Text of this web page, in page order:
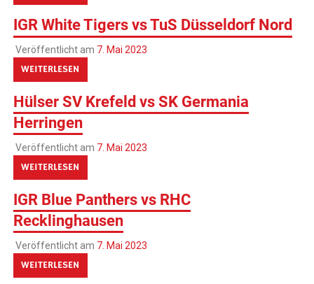
IGR White Tigers vs TuS Düsseldorf Nord
Veröffentlicht am 7. Mai 2023
WEITERLESEN
Hülser SV Krefeld vs SK Germania
Herringen
Veröffentlicht am 7. Mai 2023
WEITERLESEN
IGR Blue Panthers vs RHC
Recklinghausen
Veröffentlicht am 7. Mai 2023
WEITERLESEN